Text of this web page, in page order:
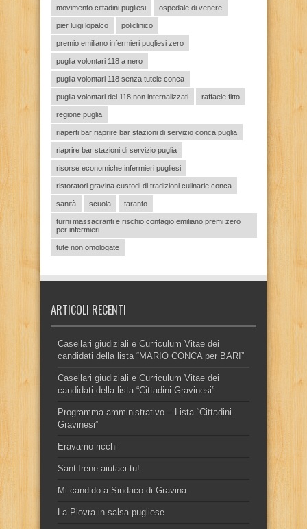
movimento cittadini pugliesi ospedale di venere
pier luigi lopalco policlinico
premio emiliano infermieri pugliesi zero
puglia volontari 118 a nero
puglia volontari 118 senza tutele conca
puglia volontari del 118 non internalizzati raffaele fitto
regione puglia
riaperti bar riaprire bar stazioni di servizio conca puglia
riaprire bar stazioni di servizio puglia
risorse economiche infermieri pugliesi
ristoratori gravina custodi di tradizioni culinarie conca
sanità scuola taranto
turni massacranti e rischio contagio emiliano premi zero
per infermieri
tute non omologate
ARTICOLI RECENTI
Casellari giudiziali e Curriculum Vitae dei
candidati della lista “MARIO CONCA per BARI”
Casellari giudiziali e Curriculum Vitae dei
candidati della lista “Cittadini Gravinesi”
Programma amministrativo – Lista “Cittadini
Gravinesi”
Eravamo ricchi
Sant’Irene aiutaci tu!
Mi candido a Sindaco di Gravina
La Piovra in salsa pugliese